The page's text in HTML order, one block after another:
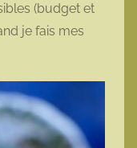
(budget et
je fais mes